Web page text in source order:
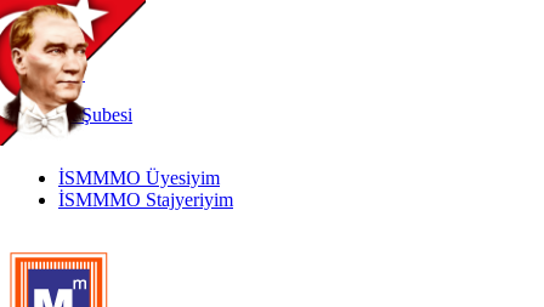
TR
|
EN
İnternetŞubesi
İSMMMO Üyesiyim
İSMMMO Stajyeriyim